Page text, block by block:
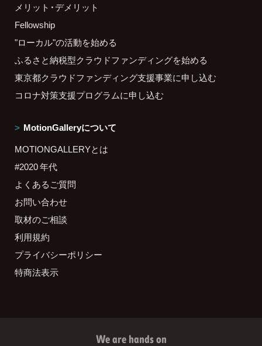
メリット・デメリット
Fellowship
"ローカル"の活動を始める
ふるさと納税型クラウドファンディングを始める
東京都クラウドファンディング支援事業に申し込む
コロナ対策支援プログラムに申し込む
MotionGalleryについて
MOTIONGALLERYとは
#2020 年代
よくあるご質問
お問い合わせ
取材のご相談
利用規約
プライバシーポリシー
特商法表示
We are hands on